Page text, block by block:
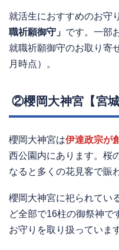
就活生におすすめのお守
職祈願御守」 です。一部
就職祈願御守のお取り寄
月時点）。
②櫻岡大神宮【宮城
櫻岡大神宮は伊達政宗が
西公園内にあります。桜
なると多くの花見客で賑
櫻岡大神宮に祀られてい
ど全部で16柱の御祭神で
お守りを取り扱っていま